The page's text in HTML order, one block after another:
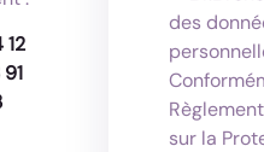
12
des
sur la